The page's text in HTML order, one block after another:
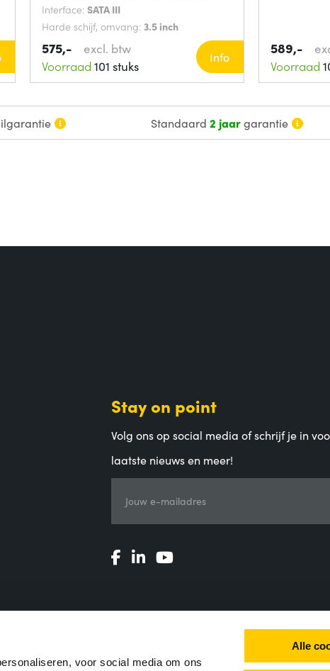
voor social media om ons
Alle
Interface: SATA III
Harde schijf, omvang: 3.5 inch
575,-
excl. btw
Voorraad 101 stuks
Info 589,-
Voorraad
Standaard2 jaargarantie
Stay on point
Volg ons op social media of schrijf je in
laatste nieuws en meer!
Jouw e-mailadres